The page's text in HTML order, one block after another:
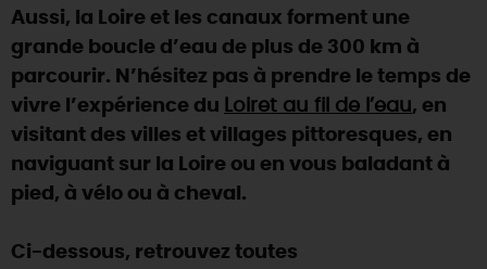
Aussi, la Loire et les canaux forment une
grande boucle d’eau de plus de 300 km à
parcourir. N’hésitez pas à prendre le temps de
vivre l’expérience du Loiret au fil de l’eau, en
visitant des villes et villages pittoresques, en
naviguant sur la Loire ou en vous baladant à
pied, à vélo ou à cheval.
Ci-dessous, retrouvez toutes